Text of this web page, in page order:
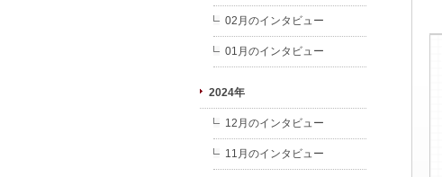
02月のインタビュー
01月のインタビュー
2024年
12月のインタビュー
11月のインタビュー